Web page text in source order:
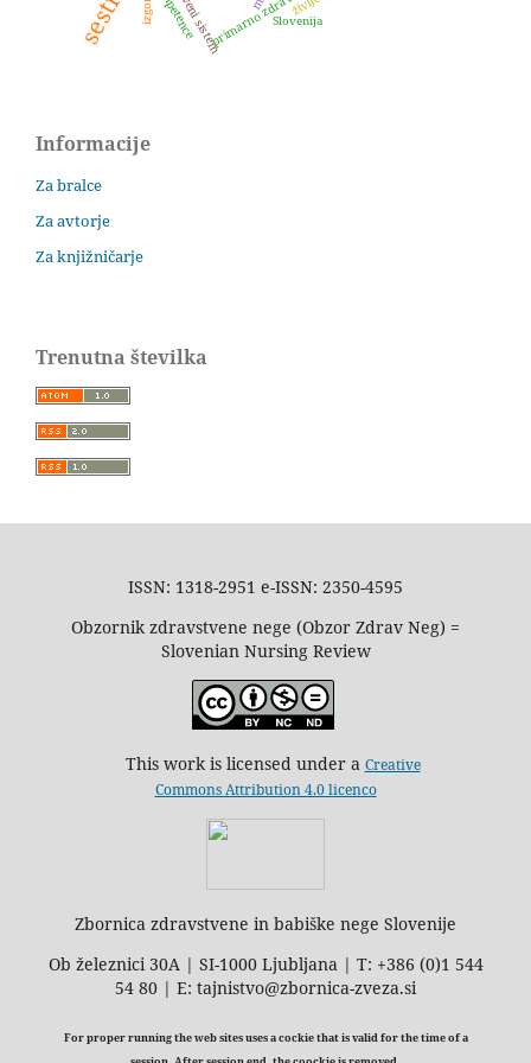
Slovenija
Informacije
Za bralce
Za avtorje
Za knjižničarje
Trenutna številka
ISSN: 1318-2951 e-ISSN: 2350-4595
Obzornik zdravstvene nege (Obzor Zdrav Neg) =
Slovenian Nursing Review
This work is licensed under a Creative
Commons Attribution 4.0 licenco
Zbornica zdravstvene in babiške nege Slovenije
Ob železnici 30A | SI-1000 Ljubljana | T: +386 (0)1 544
54 80 | E: tajnistvo@zbornica-zveza.si
For proper running the web sites uses a cockie that is valid for the time of a